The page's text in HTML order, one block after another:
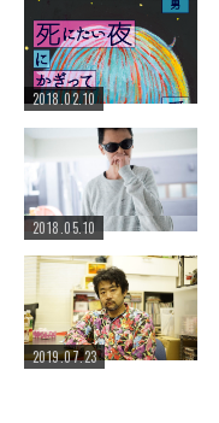
2018.02.10
2018.05.10
2019.07.23